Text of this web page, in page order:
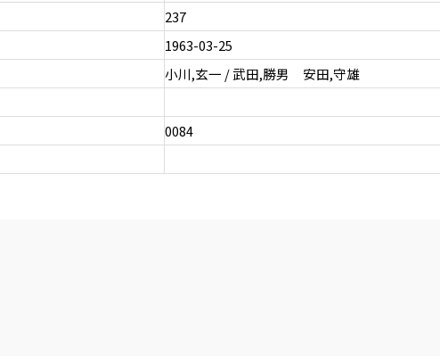
237
1963-03-25
小川,玄一 / 武田,勝男 安田,守雄
0084